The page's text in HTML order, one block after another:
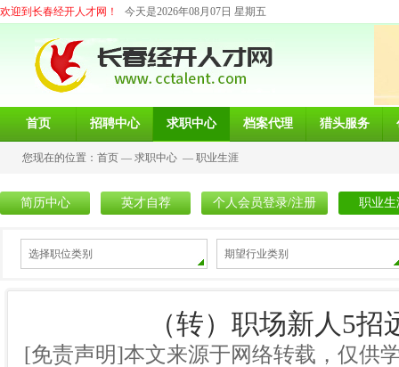
欢迎到长春经开人才网！ 今天是2026年08月07日 星期五
首页 招聘中心 求职中心 档案代理 猎头服务
您现在的位置： 首页 — 求职中心 — 职业生涯
简历中心 英才自荐 个人会员登录/注册 职业生
选择职位类别 期望行业类别
（转）职场新人5
[免责声明]本文来源于网络转载，仅供